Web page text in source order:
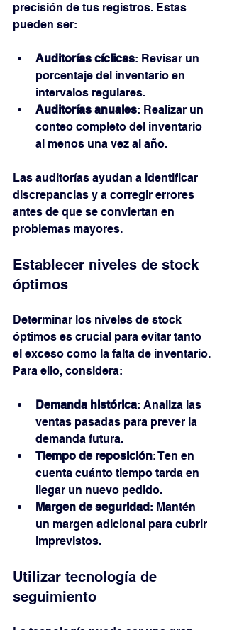
precisión de tus registros. Estas
pueden ser:
Auditorías cíclicas: Revisar un
porcentaje del inventario en
intervalos regulares.
Auditorías anuales: Realizar un
conteo completo del inventario
al menos una vez al año.
Las auditorías ayudan a identificar
discrepancias y a corregir errores
antes de que se conviertan en
problemas mayores.
Establecer niveles de stock
óptimos
Determinar los niveles de stock
óptimos es crucial para evitar tanto
el exceso como la falta de inventario.
Para ello, considera:
Demanda histórica: Analiza las
ventas pasadas para prever la
demanda futura.
Tiempo de reposición: Ten en
cuenta cuánto tiempo tarda en
llegar un nuevo pedido.
Margen de seguridad : Mantén
un margen adicional para cubrir
imprevistos.
Utilizar tecnología de
seguimiento